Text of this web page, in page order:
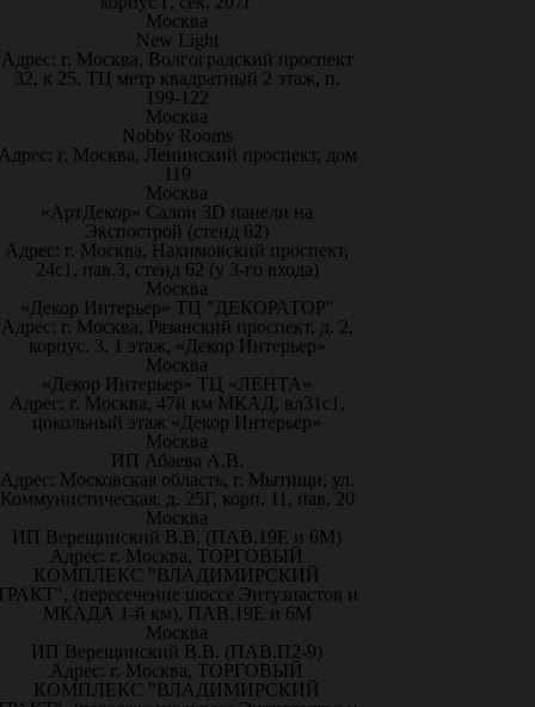
Москва
New Light
Адрес: г. Москва, Волгоградский проспект
32, к 25. ТЦ метр квадратный 2 этаж, п.
199-122
Москва
Nobby Rooms
г. Москва, Ленинский проспект, дом
119
Москва
«АртДекор» Салон 3D панели на
Экспострой (стенд 62)
Адрес: г. Москва, Нахимовский проспект,
24с1, пав.3, стенд 62 (у 3-го входа)
Москва
«Декор Интерьер» ТЦ "ДЕКОРАТОР"
Адрес: г. Москва, Рязанский проспект, д. 2,
корпус. 3, 1 этаж, «Декор Интерьер»
Москва
«Декор Интерьер» ТЦ «ЛЕНТА»
Адрес: г. Москва, 47й км МКАД, вл31с1,
цокольный этаж «Декор Интерьер»
Москва
ИП Абаева А.В.
Адрес: Московская область, г. Мытищи, ул.
Коммунистическая, д. 25Г, корп. 11, пав. 20
Москва
ИП Верещинский В.В. (ПАВ.19Е и 6М)
Адрес: г. Москва, ТОРГОВЫЙ
КОМПЛЕКС "ВЛАДИМИРСКИЙ
(пересечение шоссе Энтузиастов и
МКАДА 1-й км), ПАВ.19Е и 6М
Москва
ИП Верещинский В.В. (ПАВ.П2-9)
Адрес: г. Москва, ТОРГОВЫЙ
КОМПЛЕКС "ВЛАДИМИРСКИЙ